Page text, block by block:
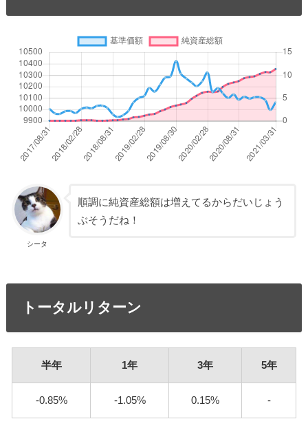
シータ
順調に純資産総額は増えてるからだいじょう
ぶそうだね！
トータルリターン
半年 1年 3年 5年
-0.85% -1.05% 0.15% -